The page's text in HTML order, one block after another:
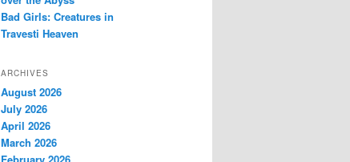
Bad Girls: Creatures in
Travesti Heaven
ARCHIVES
August 2026
July 2026
April 2026
March 2026